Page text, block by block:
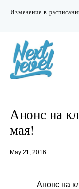
Изменение в
Анонс на
мая!
May 21, 2016
Анонс на